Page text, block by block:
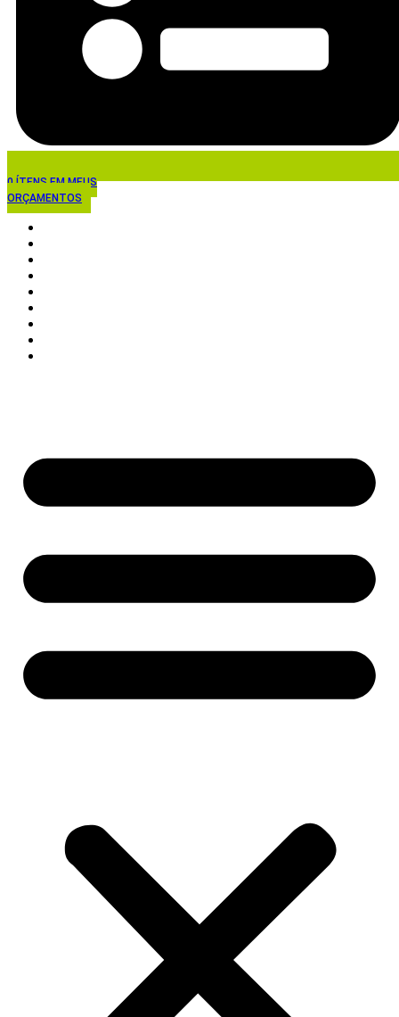
0 ÍTENS EM MEUS
ORÇAMENTOS